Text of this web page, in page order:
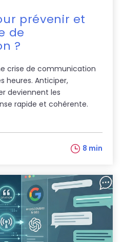
prévenir et
de
?
crise de communication
heures. Anticiper,
deviennent les
rapide et cohérente.
8 min